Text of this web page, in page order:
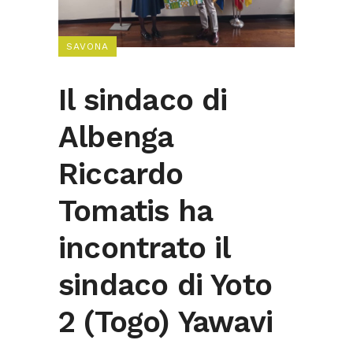
SAVONA
Il sindaco di
Albenga
Riccardo
Tomatis ha
incontrato il
sindaco di Yoto
2 (Togo) Yawavi